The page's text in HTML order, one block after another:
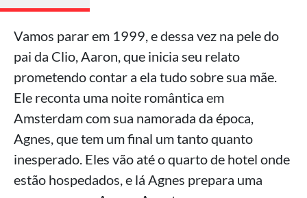
Vamos parar em 1999, e dessa vez na pele do
pai da Clio, Aaron, que inicia seu relato
prometendo contar a ela tudo sobre sua mãe.
Ele reconta uma noite romântica em
Amsterdam com sua namorada da época,
Agnes, que tem um final um tanto quanto
inesperado. Eles vão até o quarto de hotel onde
estão hospedados, e lá Agnes prepara uma